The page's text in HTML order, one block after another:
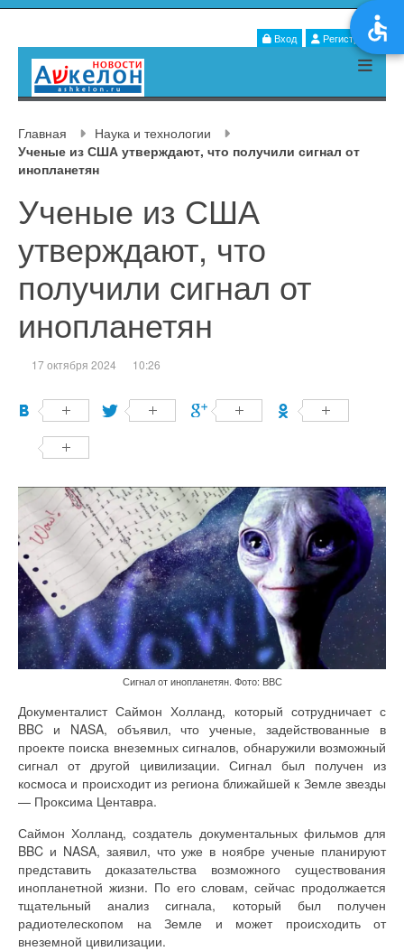
Вход Регистрация
Главная
Наука и технологии
Ученые из США утверждают, что получили сигнал от
инопланетян
Ученые из США
утверждают, что
получили сигнал от
инопланетян
17 октября 2024 10:26
Сигнал от инопланетян. Фото: ВВС
Документалист Саймон Холланд, который сотрудничает с
BBC и NASA, объявил, что ученые, задействованные в
проекте поиска внеземных сигналов, обнаружили возможный
сигнал от другой цивилизации. Сигнал был получен из
космоса и происходит из региона ближайшей к Земле звезды
— Проксима Центавра.
Саймон Холланд, создатель документальных фильмов для
BBC и NASA, заявил, что уже в ноябре ученые планируют
представить доказательства возможного существования
инопланетной жизни. По его словам, сейчас продолжается
тщательный анализ сигнала, который был получен
радиотелескопом на Земле и может происходить от
внеземной цивилизации.